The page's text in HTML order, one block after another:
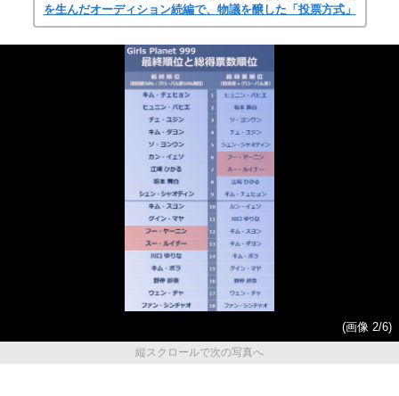
を生んだオーディション続編で、物議を醸した「投票方式」
(画像 2/6)
縦スクロールで次の写真へ